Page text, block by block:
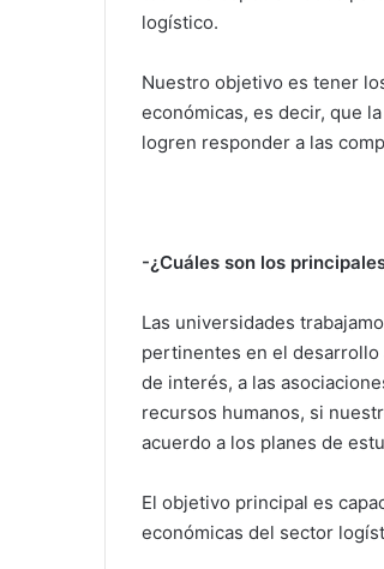
logístico.
Nuestro objetivo es tener
económicas, es decir, que
logren responder a las
-¿Cuáles son los
Las universidades
pertinentes en el
de interés, a las
recursos humanos, si
acuerdo a los planes de
El objetivo principal es
económicas del sector